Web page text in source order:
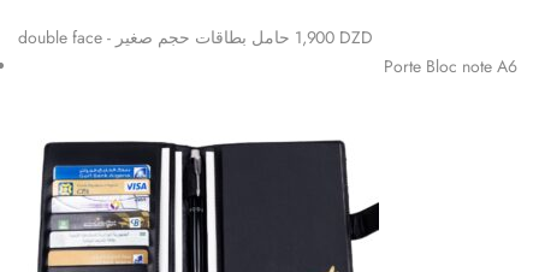
double face - حامل بطاقات حجم صغير 1,900 DZD
Porte Bloc note A6